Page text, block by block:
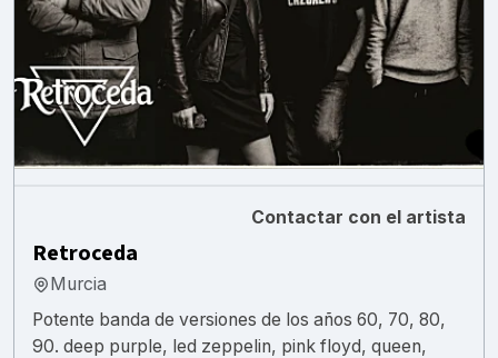
Contactar con el artista
Retroceda
Murcia
Potente banda de versiones de los años 60, 70, 80,
90. deep purple, led zeppelin, pink floyd, queen,